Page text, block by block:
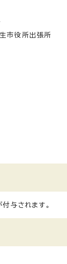
市役所出張所
付与されます。